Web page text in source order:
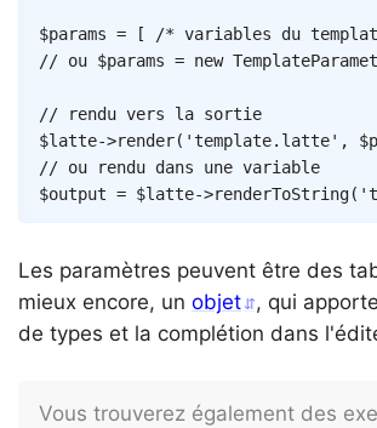
$params = [ /* variables du
// ou $params = new
// rendu vers la sortie
$latte->render( 'template.latte' ,
// ou rendu dans une variable
$output = $latte->renderToString(
Les paramètres peuvent être des
mieux encore, un objet
, qui
de types et la complétion dans
Vous trouverez également des